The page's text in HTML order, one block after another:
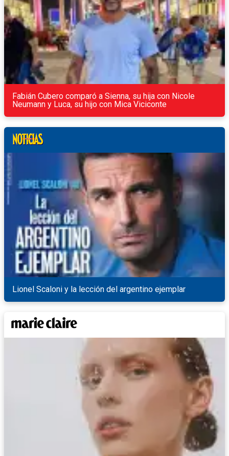
Fabián Cubero comparó a Sienna, su hija con Nicole
Neumann y Luca, su hijo con Mica Viciconte
Lionel Scaloni y la lección del argentino ejemplar